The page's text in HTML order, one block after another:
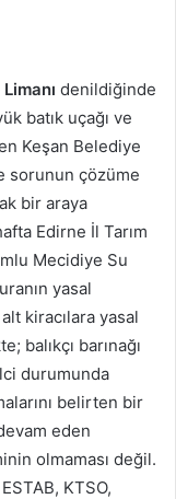
denildiğinde
batık uçağı ve
Keşan Belediye
sorunun çözüme
bir araya
Edirne İl Tarım
Mecidiye Su
yasal
kiracılara yasal
balıkçı barınağı
durumunda
belirten bir
eden
olmaması değil.
KTSO,